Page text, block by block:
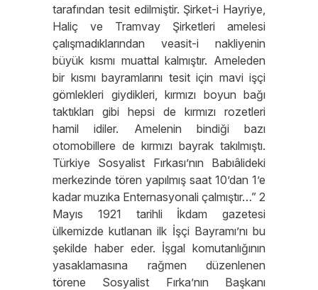
tarafından tesit edilmiştir. Şirket-i Hayriye,
Haliç ve Tramvay Şirketleri amelesi
çalışmadıklarından veasit-i nakliyenin
büyük kısmı muattal kalmıştır. Ameleden
bir kısmı bayramlarını tesit için mavi işçi
gömlekleri giydikleri, kırmızı boyun bağı
taktıkları gibi hepsi de kırmızı rozetleri
hamil idiler. Amelenin bindiği bazı
otomobillere de kırmızı bayrak takılmıştı.
Türkiye Sosyalist Fırkası’nın Babıâlideki
merkezinde tören yapılmış saat 10’dan 1’e
kadar muzıka Enternasyonali çalmıştır…” 2
Mayıs 1921 tarihli İkdam gazetesi
ülkemizde kutlanan ilk İşçi Bayramı’nı bu
şekilde haber eder. İşgal komutanlığının
yasaklamasına rağmen düzenlenen
törene Sosyalist Fırka’nın Başkanı